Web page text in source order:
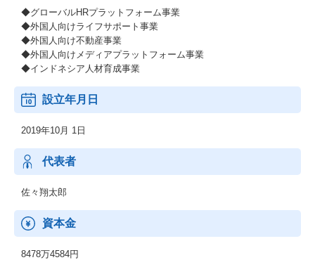
◆グローバルHRプラットフォーム事業
◆外国人向けライフサポート事業
◆外国人向け不動産事業
◆外国人向けメディアプラットフォーム事業
◆インドネシア人材育成事業
設立年月日
2019年10月 1日
代表者
佐々翔太郎
資本金
8478万4584円